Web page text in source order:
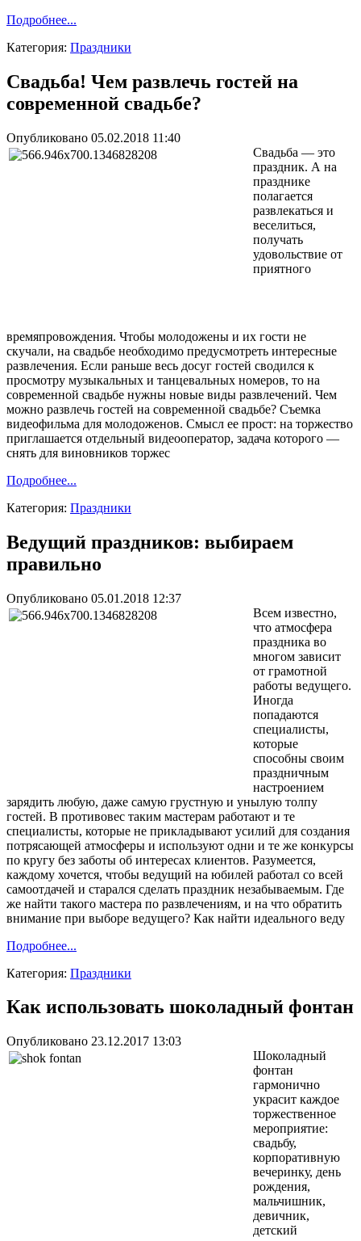
Подробнее...
Категория: Праздники
Свадьба! Чем развлечь гостей на
современной свадьбе?
Опубликовано 05.02.2018 11:40
Свадьба — это
праздник. А на
празднике
полагается
развлекаться и
веселиться,
получать
удовольствие от
приятного
времяпровождения. Чтобы молодожены и их гости не
скучали, на свадьбе необходимо предусмотреть интересные
развлечения. Если раньше весь досуг гостей сводился к
просмотру музыкальных и танцевальных номеров, то на
современной свадьбе нужны новые виды развлечений. Чем
можно развлечь гостей на современной свадьбе? Съемка
видеофильма для молодоженов. Смысл ее прост: на торжество
приглашается отдельный видеооператор, задача которого —
снять для виновников торжес
Подробнее...
Категория: Праздники
Ведущий праздников: выбираем
правильно
Опубликовано 05.01.2018 12:37
Всем известно,
что атмосфера
праздника во
многом зависит
от грамотной
работы ведущего.
Иногда
попадаются
специалисты,
которые
способны своим
праздничным
настроением
зарядить любую, даже самую грустную и унылую толпу
гостей. В противовес таким мастерам работают и те
специалисты, которые не прикладывают усилий для создания
потрясающей атмосферы и используют одни и те же конкурсы
по кругу без заботы об интересах клиентов. Разумеется,
каждому хочется, чтобы ведущий на юбилей работал со всей
самоотдачей и старался сделать праздник незабываемым. Где
же найти такого мастера по развлечениям, и на что обратить
внимание при выборе ведущего? Как найти идеального веду
Подробнее...
Категория: Праздники
Как использовать шоколадный фонтан
Опубликовано 23.12.2017 13:03
Шоколадный
фонтан
гармонично
украсит каждое
торжественное
мероприятие:
свадьбу,
корпоративную
вечеринку, день
рождения,
мальчишник,
девичник,
детский